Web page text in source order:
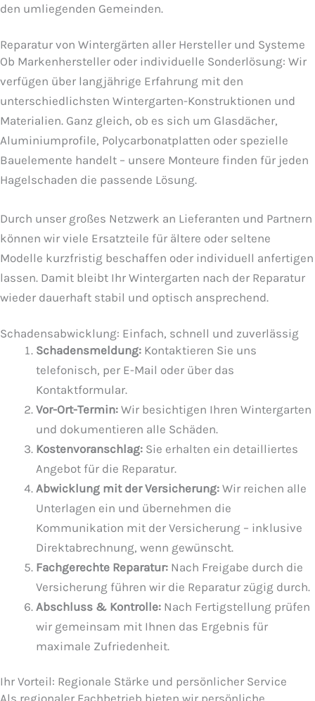
den umliegenden Gemeinden.
Reparatur von Wintergärten aller Hersteller und Systeme
Ob Markenhersteller oder individuelle Sonderlösung: Wir
verfügen über langjährige Erfahrung mit den
unterschiedlichsten Wintergarten-Konstruktionen und
Materialien. Ganz gleich, ob es sich um Glasdächer,
Aluminiumprofile, Polycarbonatplatten oder spezielle
Bauelemente handelt – unsere Monteure finden für jeden
Hagelschaden die passende Lösung.
Durch unser großes Netzwerk an Lieferanten und Partnern
können wir viele Ersatzteile für ältere oder seltene
Modelle kurzfristig beschaffen oder individuell anfertigen
lassen. Damit bleibt Ihr Wintergarten nach der Reparatur
wieder dauerhaft stabil und optisch ansprechend.
Schadensabwicklung: Einfach, schnell und zuverlässig
Schadensmeldung: Kontaktieren Sie uns
telefonisch, per E-Mail oder über das
Kontaktformular.
Vor-Ort-Termin: Wir besichtigen Ihren Wintergarten
und dokumentieren alle Schäden.
Kostenvoranschlag: Sie erhalten ein detailliertes
Angebot für die Reparatur.
Abwicklung mit der Versicherung: Wir reichen alle
Unterlagen ein und übernehmen die
Kommunikation mit der Versicherung – inklusive
Direktabrechnung, wenn gewünscht.
Fachgerechte Reparatur: Nach Freigabe durch die
Versicherung führen wir die Reparatur zügig durch.
Abschluss & Kontrolle: Nach Fertigstellung prüfen
wir gemeinsam mit Ihnen das Ergebnis für
maximale Zufriedenheit.
Ihr Vorteil: Regionale Stärke und persönlicher Service
Als regionaler Fachbetrieb bieten wir persönliche